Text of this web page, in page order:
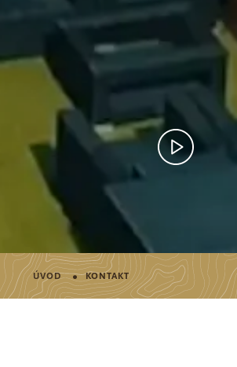
ÚVOD · KONTAKT